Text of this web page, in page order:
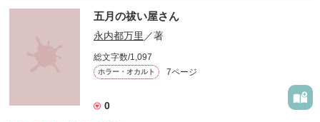
未編集
作品を読む
五月の祓い屋さん
永内都万里 ／著
総文字数/1,097
ホラー・オカルト 7ページ
0